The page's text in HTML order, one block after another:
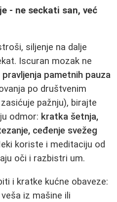
- ne seckati san, već
siljenje na dalje
Iscuran mozak ne
pravljenja pametnih pauza
po društvenim
pažnju), birajte
odmor: kratka šetnja,
ceđenje svežeg
koriste i meditaciju od
oči i razbistri um.
i kratke kućne obaveze:
iz mašine ili